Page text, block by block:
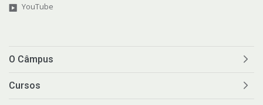
YouTube
O Câmpus
Cursos